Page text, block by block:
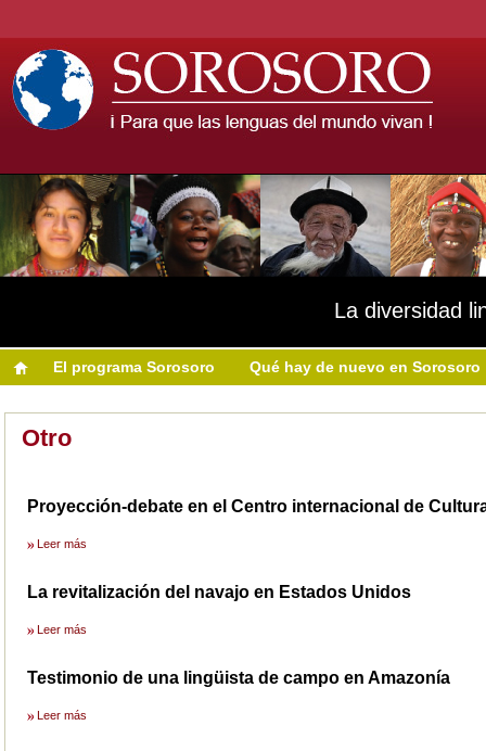
La diversidad
El programa Sorosoro Qué hay de nuevo en Sorosoro
Otro
Proyección-debate en el Centro internacional de
Leer más
La revitalización del navajo en Estados Unidos
Leer más
Testimonio de una lingüista de campo en Amazonía
Leer más